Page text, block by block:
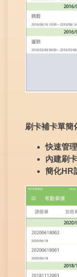
刷卡補卡單簡
快速管
內建刷
簡化HR